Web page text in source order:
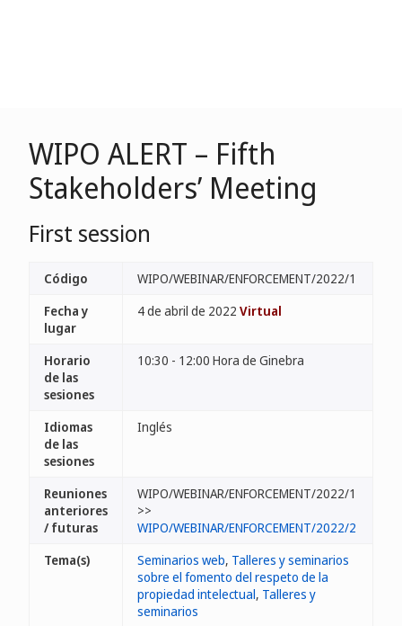
WIPO ALERT – Fifth
Stakeholders’ Meeting
First session
Código
WIPO/WEBINAR/ENFORCEMENT/2022/1
Fecha y
lugar
4 de abril de 2022 Virtual
Horario
de las
sesiones
10:30 - 12:00 Hora de Ginebra
Idiomas
de las
sesiones
Inglés
Reuniones
anteriores
/ futuras
WIPO/WEBINAR/ENFORCEMENT/2022/1
>>
WIPO/WEBINAR/ENFORCEMENT/2022/2
Tema(s)
Seminarios web, Talleres y seminarios
sobre el fomento del respeto de la
propiedad intelectual, Talleres y
seminarios